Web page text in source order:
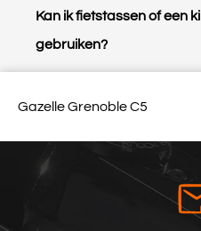
Kan ik fietstassen of een
gebruiken?
Gazelle Grenoble C5